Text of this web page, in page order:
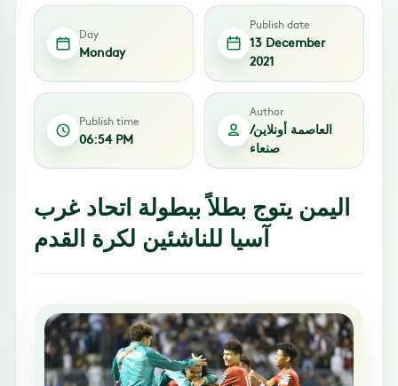
Day
Monday
Publish date
13 December
2021
Publish time
06:54 PM
Author
العاصمة أونلاين/
صنعاء
اليمن يتوج بطلاً ببطولة اتحاد غرب
آسيا للناشئين لكرة القدم